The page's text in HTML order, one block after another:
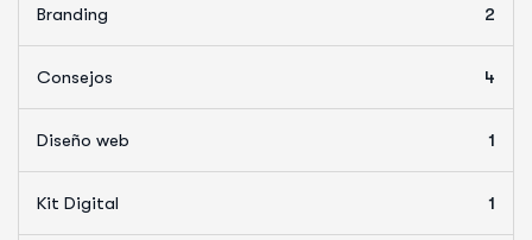
Branding 2
Consejos 4
Diseño web 1
Kit Digital 1